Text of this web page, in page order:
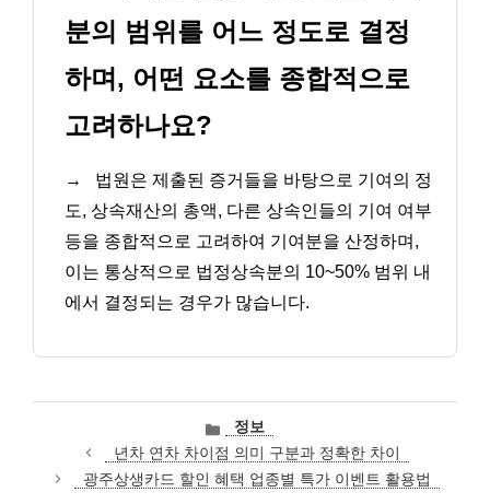
분의 범위를 어느 정도로 결정
하며, 어떤 요소를 종합적으로
고려하나요?
→
법원은 제출된 증거들을 바탕으로 기여의 정
도, 상속재산의 총액, 다른 상속인들의 기여 여부
등을 종합적으로 고려하여 기여분을 산정하며,
이는 통상적으로 법정상속분의 10~50% 범위 내
에서 결정되는 경우가 많습니다.
카
테
고
리
정보
년차 연차 차이점 의미 구분과 정확한 차이
광주상생카드 할인 혜택 업종별 특가 이벤트 활용법